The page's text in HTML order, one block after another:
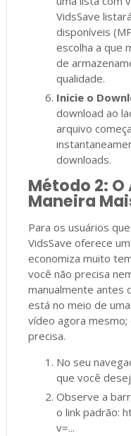
VidsSave
disponíveis
escolha a que
de
qualidade.
Inicie o
download ao
arquivo
downloads.
Método 2:
Maneira
Para os usuários
VidsSave oferece
economiza muito
você não precisa
manualmente antes
está no meio de
vídeo agora
precisa.
No seu
que você
Observe a
o link padrão:
v=...